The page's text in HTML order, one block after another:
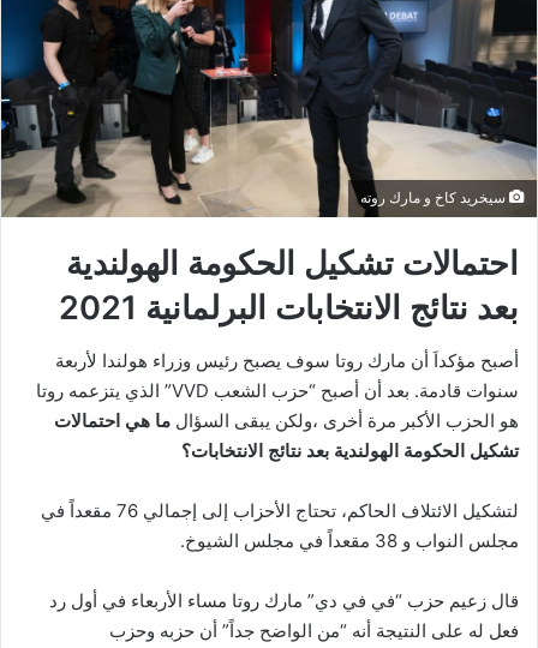
سيخريد كاخ و مارك روته
احتمالات تشكيل الحكومة الهولندية
بعد نتائج الانتخابات البرلمانية 2021
أصبح مؤكداَ أن مارك روتا سوف يصبح رئيس وزراء هولندا لأربعة
سنوات قادمة. بعد أن أصبح “حزب الشعب VVD” الذي يتزعمه روتا
هو الحزب الأكبر مرة أخرى ،ولكن يبقى السؤال ما هي احتمالات
تشكيل الحكومة الهولندية بعد نتائج الانتخابات؟
لتشكيل الائتلاف الحاكم، تحتاج الأحزاب إلى إجمالي 76 مقعداً في
مجلس النواب و 38 مقعداً في مجلس الشيوخ.
قال زعيم حزب “في في دي” مارك روتا مساء الأربعاء في أول رد
فعل له على النتيجة أنه “من الواضح جداً” أن حزبه وحزب